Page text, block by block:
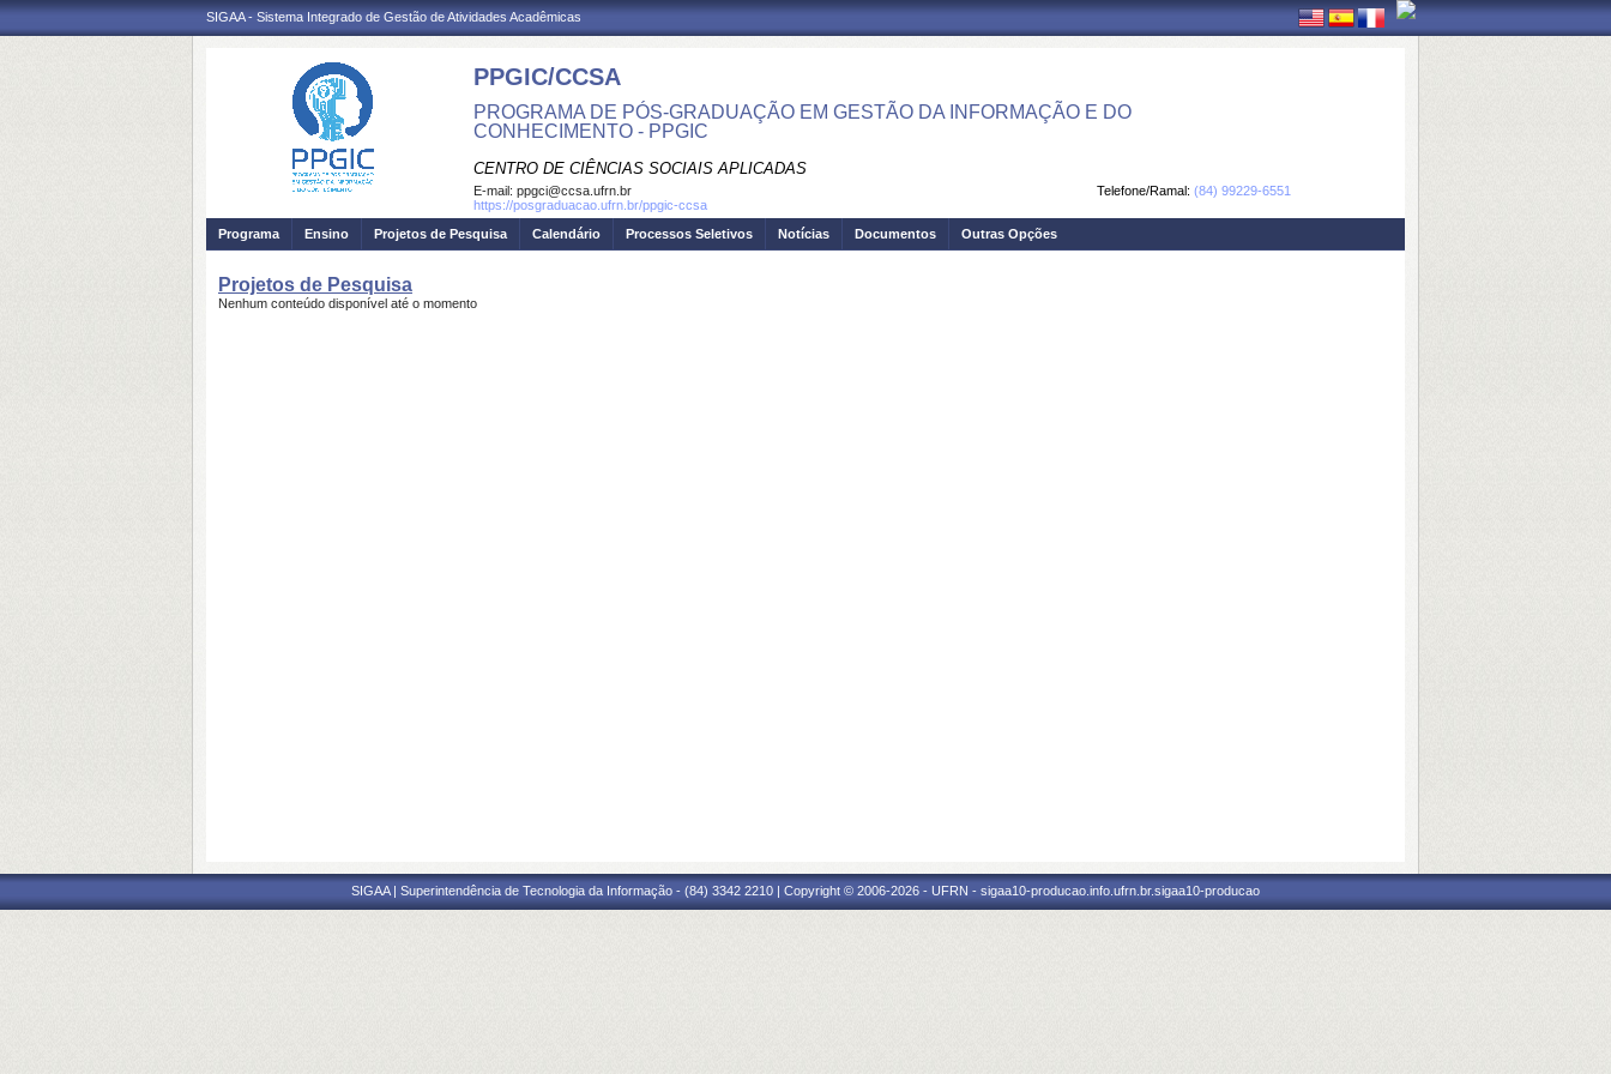
SIGAA - Sistema Integrado de Gestão de Atividades Acadêmicas
PPGIC/CCSA
PROGRAMA DE PÓS-GRADUAÇÃO EM GESTÃO DA INFORMAÇÃO E DO
CONHECIMENTO - PPGIC
CENTRO DE CIÊNCIAS SOCIAIS APLICADAS
Telefone/Ramal: (84) 99229-6551
E-mail: ppgci@ccsa.ufrn.br
https://posgraduacao.ufrn.br/ppgic-ccsa
Programa
Ensino Projetos de Pesquisa Calendário Processos Seletivos Notícias Documentos Outras Opções
Projetos de Pesquisa
Nenhum conteúdo disponível até o momento
SIGAA | Superintendência de Tecnologia da Informação - (84) 3342 2210 | Copyright © 2006-2026 - UFRN - sigaa10-producao.info.ufrn.br.sigaa10-producao